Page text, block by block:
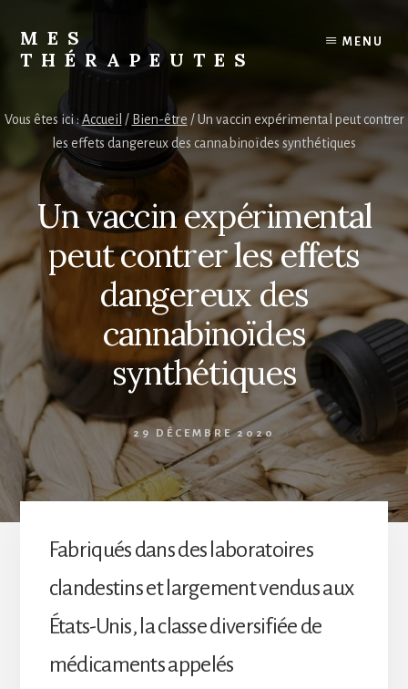
content
MES
THÉRAPEUTES
thérapeute
MENU
Vous êtes ici : Accueil / Bien-être /Un vaccin expérimental peut contrer
les effets dangereux des cannabinoïdes synthétiques
Un vaccin expérimental
peut contrer les effets
dangereux des
cannabinoïdes
synthétiques
29 DÉCEMBRE 2020
Fabriqués dans des laboratoires
clandestins et largement vendus aux
États-Unis, la classe diversifiée de
médicaments appelés